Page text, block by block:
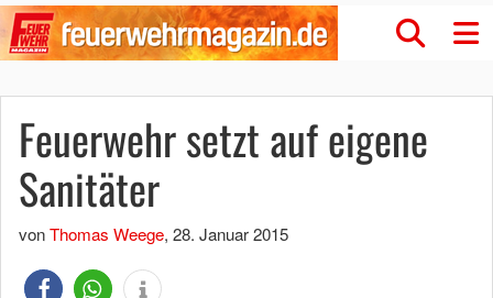
Feuerwehr setzt auf eigene
Sanitäter
vonThomas Weege, 28. Januar 2015